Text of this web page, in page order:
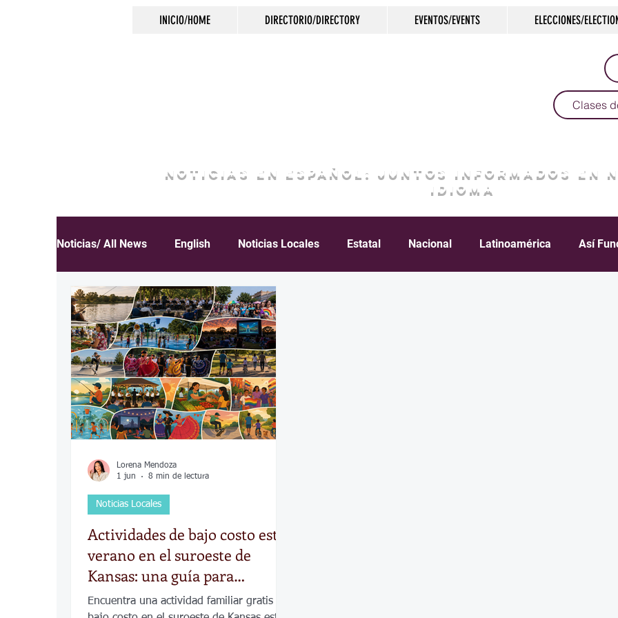
INICIO/HOME DIRECTORIO/DIRECTORY EVENTOS/EVENTS ELECCIONES/
Clases
NOTICIAS EN ESPAÑOL: JUNTOS INFORMADOS EN
IDIOMA
Noticias/ All News English Noticias Locales Estatal Nacional Latinoamérica Así
Español Educación Inmigración
COVID-19 Política Tecnología
Desamparados Carreteras Comunidad
Actividades de bajo costo este
verano en el suroeste de
Kansas: una guía para
participar sin gastar de más
Encuentra una actividad familiar gratis o a
Noticias Locales
Lorena Mendoza
1 jun
8 min de lectura